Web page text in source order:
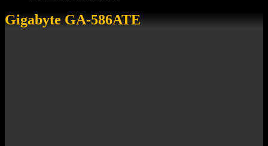
Gigabyte GA-586ATE